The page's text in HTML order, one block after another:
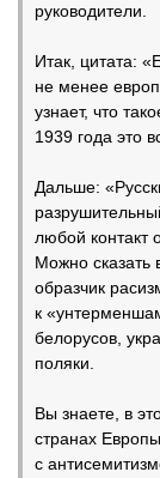
руководители.
Итак, цитата:
не менее
узнает, что
1939 года это
Дальше:
любой контакт
Можно сказать
образчик
к
белорусов,
поляки.
Вы знаете, в
странах
с